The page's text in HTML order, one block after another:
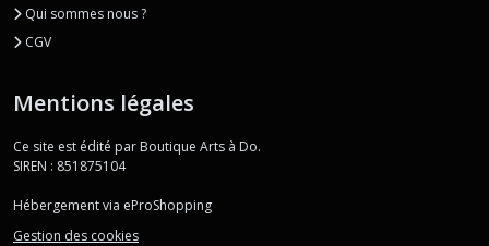
Qui sommes nous ?
CGV
Mentions légales
Ce site est édité par Boutique Arts à Do.
SIREN : 851875104
Hébergement via eProShopping
Gestion des cookies